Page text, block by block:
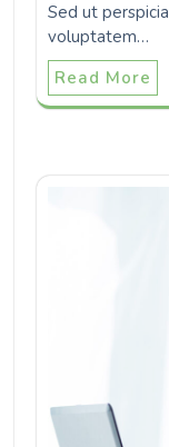
Sed ut
voluptatem…
Read More